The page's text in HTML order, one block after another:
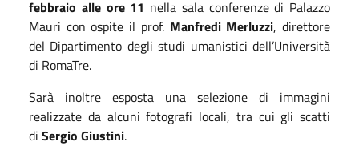
febbraio alle ore 11 nella sala conferenze di Palazzo
Mauri con ospite il prof. Manfredi Merluzzi, direttore
del Dipartimento degli studi umanistici dell’Università
di RomaTre.
Sarà inoltre esposta una selezione di immagini
realizzate da alcuni fotografi locali, tra cui gli scatti
di Sergio Giustini.